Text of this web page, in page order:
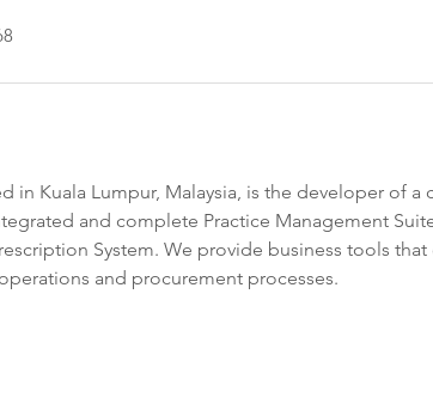
in Kuala Lumpur, Malaysia, is the developer of
and complete Practice Management
System. We provide business tools
and procurement processes.